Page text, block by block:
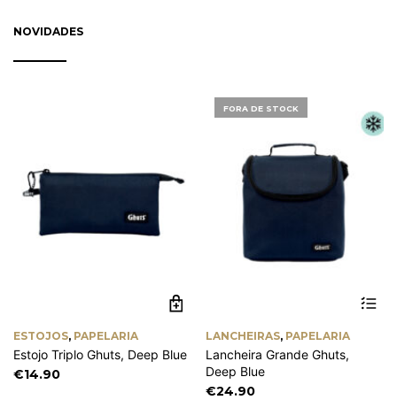
NOVIDADES
ESTOJOS, PAPELARIA
Estojo Triplo Ghuts, Deep Blue
€14.90
FORA DE STOCK
LANCHEIRAS, PAPELARIA
Lancheira Grande Ghuts,
Deep Blue
€24.90